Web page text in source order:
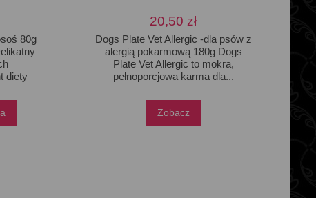
80g
diety
20,50 zł
Dogs Plate Vet Allergic -dla psów z
alergią pokarmową 180g Dogs
Plate Vet Allergic to mokra,
pełnoporcjowa karma dla...
Zobacz